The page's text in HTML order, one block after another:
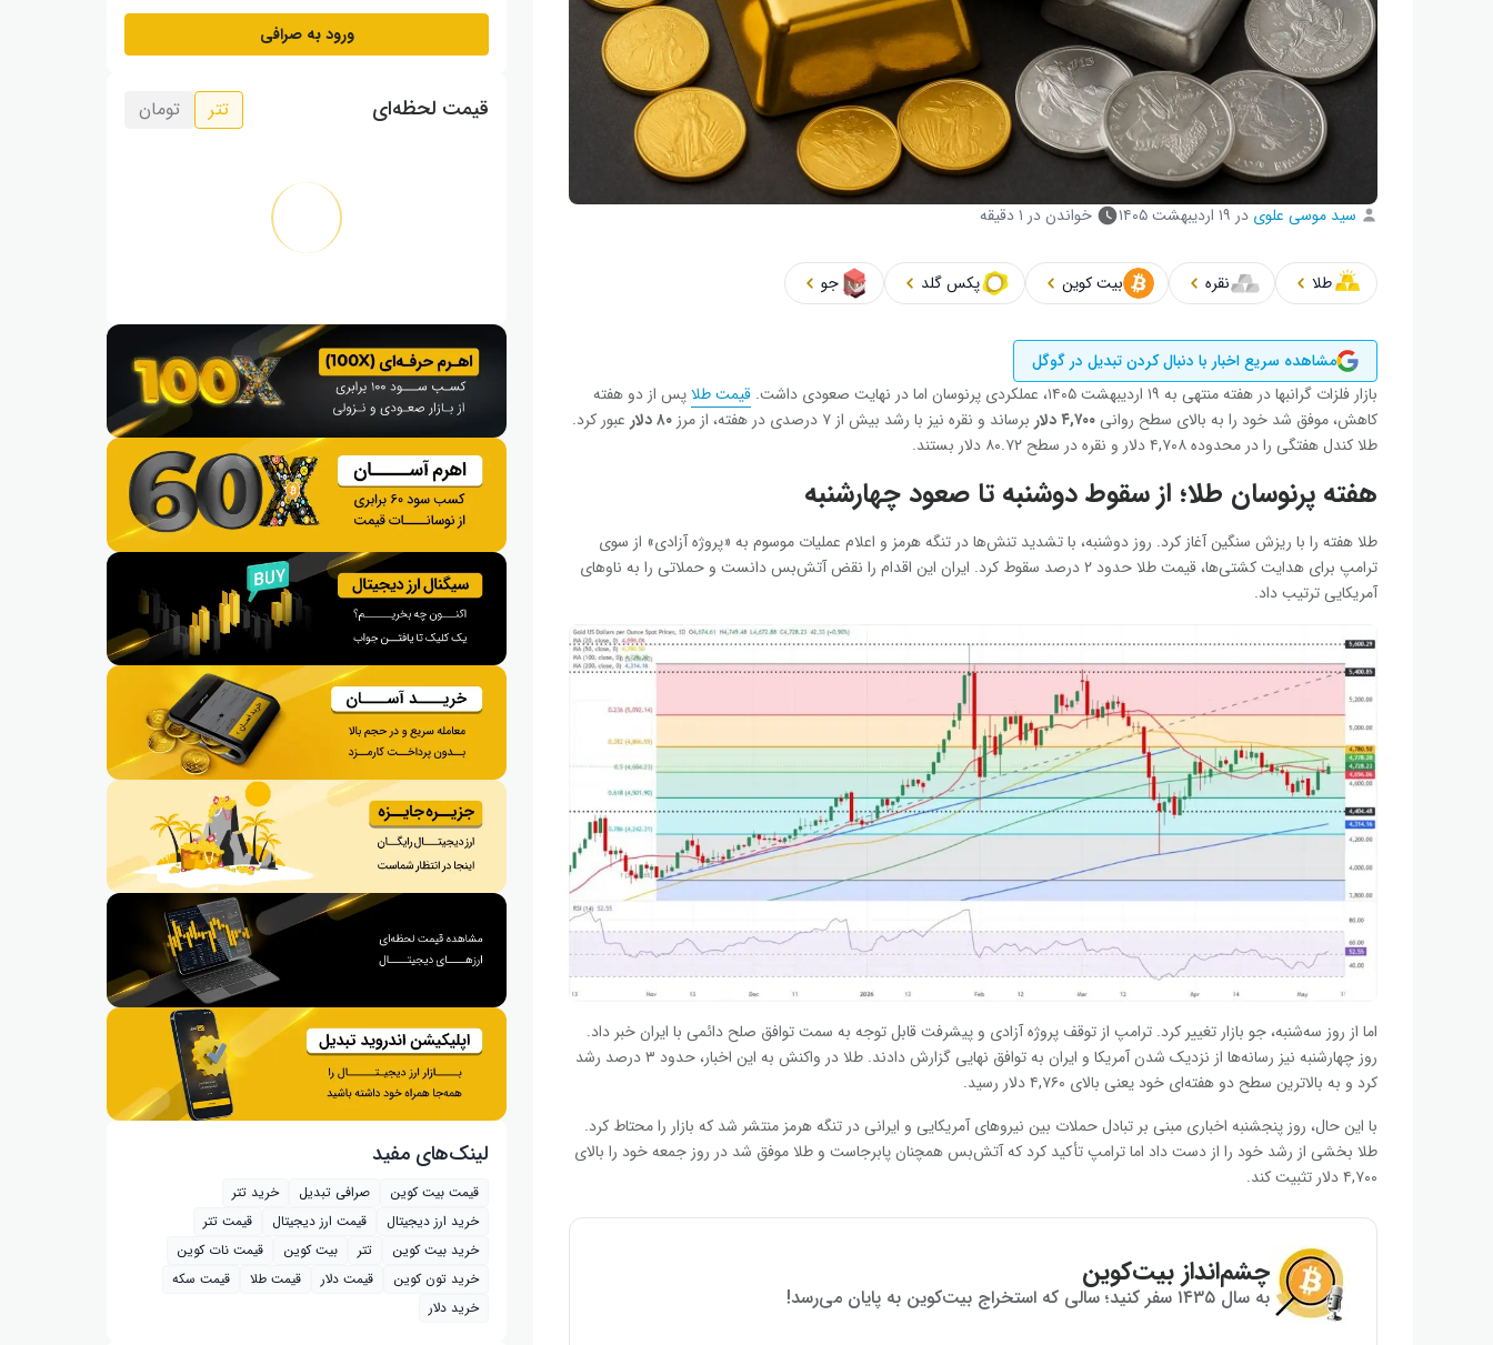
سید موسی علوی در ۱۹ اردیبهشت ۱۴۰۵ خواندن در ۱ دقیقه
طلا نقره بیت کوین پکس گلد جو
مشاهده سریع اخبار با دنبال کردن تبدیل در گوگل
بازار فلزات گرانبها در هفته منتهی به ۱۹ اردیبهشت ۱۴۰۵، عملکردی پرنوسان اما در نهایت صعودی داشت.
قیمت طلاپس از دو هفته
کاهش، موفق شد خود را به بالای سطح روانی۴,۷۰۰ دلار برساند و نقره نیز با رشد بیش از ۷ درصدی در هفته، از مرز ۸۰ دلار
عبور کرد.
طلا کندل هفتگی را در محدوده ۴,۷۰۸ دلار و نقره در سطح ۸۰.۷۲ دلار بستند.
هفته پرنوسان طلا؛ از سقوط دوشنبه تا صعود چهارشنبه
طلا هفته را با ریزش سنگین آغاز کرد. روز دوشنبه، با تشدید تنش‌ها در تنگه هرمز و اعلام عملیات موسوم به «پروژه آزادی» از سوی
ترامپ برای هدایت کشتی‌ها، قیمت طلا حدود ۲ درصد سقوط کرد. ایران این اقدام را نقض آتش‌بس دانست و حملاتی را به ناوهای
آمریکایی ترتیب داد.
اما از روز سه‌شنبه، جو بازار تغییر کرد. ترامپ از توقف پروژه آزادی و پیشرفت قابل توجه به سمت توافق صلح دائمی با ایران خبر داد.
روز چهارشنبه نیز رسانه‌ها از نزدیک شدن آمریکا و ایران به توافق نهایی گزارش دادند. طلا در واکنش به این اخبار، حدود ۳ درصد رشد
کرد و به بالاترین سطح دو هفته‌ای خود یعنی بالای ۴,۷۶۰ دلار رسید.
با این حال، روز پنجشنبه اخباری مبنی بر تبادل حملات بین نیروهای آمریکایی و ایرانی در تنگه هرمز منتشر شد که بازار را محتاط کرد.
طلا بخشی از رشد خود را از دست داد اما ترامپ تأکید کرد که آتش‌بس همچنان پابرجاست و طلا موفق شد در روز جمعه خود را بالای
۴,۷۰۰ دلار تثبیت کند.
چشم‌انداز بیت‌کوین
به سال ۱۴۳۵ سفر کنید؛ سالی که استخراج بیت‌کوین به پایان می‌رسد!
ورود به صرافی
قیمت لحظه‌ای تتر تومان
لینک‌های مفید
قیمت بیت کوین صرافی تبدیل
خرید تتر
خرید ارز دیجیتال
قیمت ارز دیجیتال
قیمت تتر
خرید بیت‌ کوین
تتر بیت کوین
قیمت نات کوین
خرید تون کوین
قیمت دلار قیمت طلا
قیمت سکه
خرید دلار